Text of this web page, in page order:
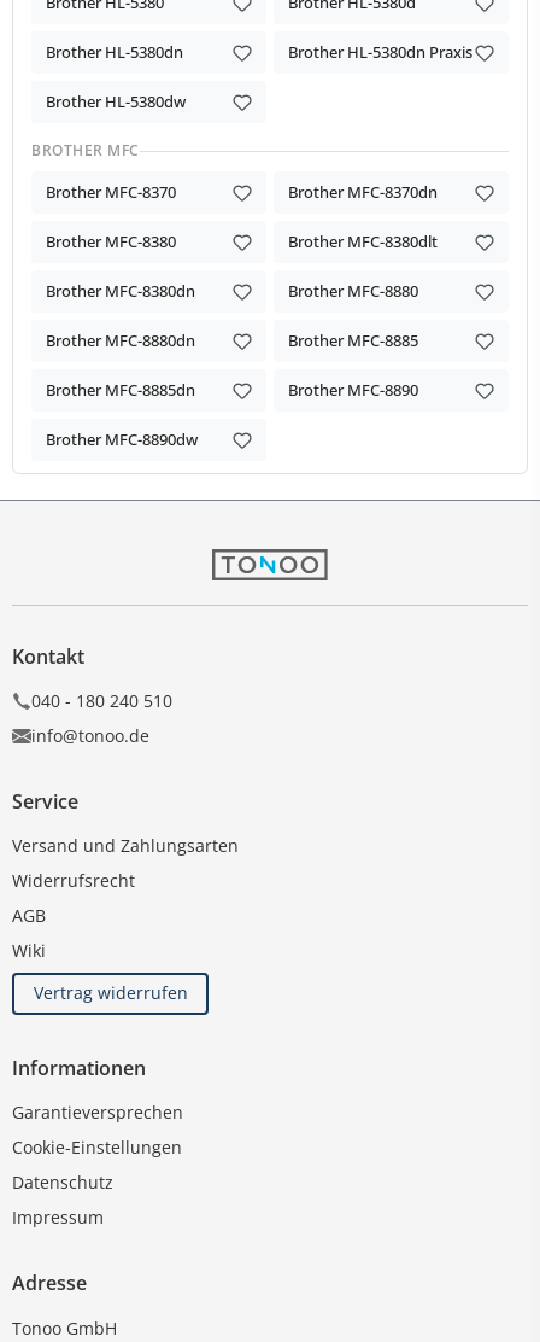
Brother HL-5380dn Brother HL-5380dn Praxis
Brother HL-5380dw
BROTHER MFC
Brother MFC-8370 Brother MFC-8370dn
Brother MFC-8380 Brother MFC-8380dlt
Brother MFC-8380dn Brother MFC-8880
Brother MFC-8880dn Brother MFC-8885
Brother MFC-8885dn Brother MFC-8890
Brother MFC-8890dw
Kontakt
040 - 180 240 510
info@tonoo.de
Service
Versand und Zahlungsarten
Widerrufsrecht
AGB
Wiki
Vertrag widerrufen
Informationen
Garantieversprechen
Cookie-Einstellungen
Datenschutz
Impressum
Adresse
Tonoo GmbH